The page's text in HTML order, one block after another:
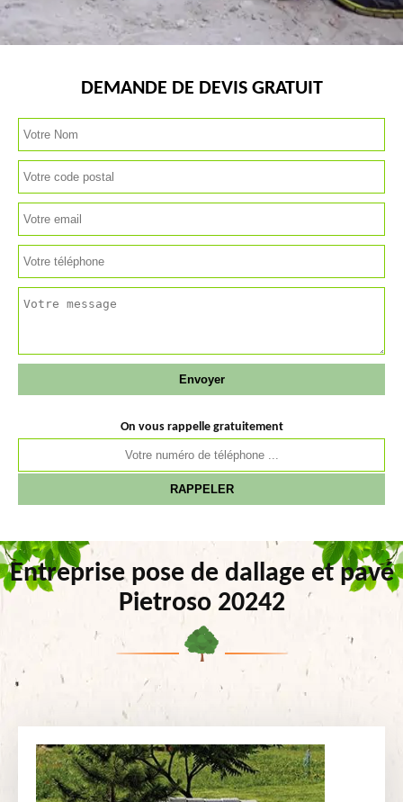
DEMANDE DE DEVIS GRATUIT
On vous rappelle gratuitement
Entreprise pose de dallage et pavé
Pietroso 20242